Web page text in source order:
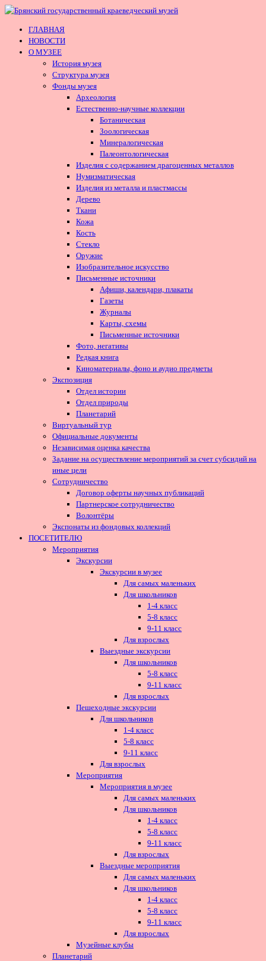
ГЛАВНАЯ
НОВОСТИ
О МУЗЕЕ
История музея
Структура музея
Фонды музея
Археология
Естественно-научные коллекции
Ботаническая
Зоологическая
Минералогическая
Палеонтологическая
Изделия с содержанием драгоценных металлов
Нумизматическая
Изделия из металла и пластмассы
Дерево
Ткани
Кожа
Кость
Стекло
Оружие
Изобразительное искусство
Письменные источники
Афиши, календари, плакаты
Газеты
Журналы
Карты, схемы
Письменные источники
Фото, негативы
Редкая книга
Киноматериалы, фоно и аудио предметы
Экспозиция
Отдел истории
Отдел природы
Планетарий
Виртуальный тур
Официальные документы
Независимая оценка качества
Задание на осуществление мероприятий за счет субсидий на
иные цели
Сотрудничество
Договор оферты научных публикаций
Партнерское сотрудничество
Волонтёры
Экспонаты из фондовых коллекций
ПОСЕТИТЕЛЮ
Мероприятия
Экскурсии
Экскурсии в музее
Для самых маленьких
Для школьников
1-4 класс
5-8 класс
9-11 класс
Для взрослых
Выездные экскурсии
Для школьников
5-8 класс
9-11 класс
Для взрослых
Пешеходные экскурсии
Для школьников
1-4 класс
5-8 класс
9-11 класс
Для взрослых
Мероприятия
Мероприятия в музее
Для самых маленьких
Для школьников
1-4 класс
5-8 класс
9-11 класс
Для взрослых
Выездные мероприятия
Для самых маленьких
Для школьников
1-4 класс
5-8 класс
9-11 класс
Для взрослых
Музейные клубы
Планетарий